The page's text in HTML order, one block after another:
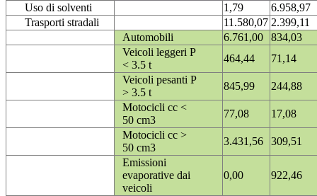
Uso di solventi 1,79
6.958,97
Trasporti stradali
11.580,07 2.399,11
Automobili
6.761,00
834,03
Veicoli leggeri P
< 3.5 t
464,44
71,14
Veicoli pesanti P
> 3.5 t
845,99
244,88
Motocicli cc <
50 cm3
77,08
17,08
Motocicli cc >
50 cm3
3.431,56
309,51
Emissioni
evaporative dai
veicoli
0,00 922,46